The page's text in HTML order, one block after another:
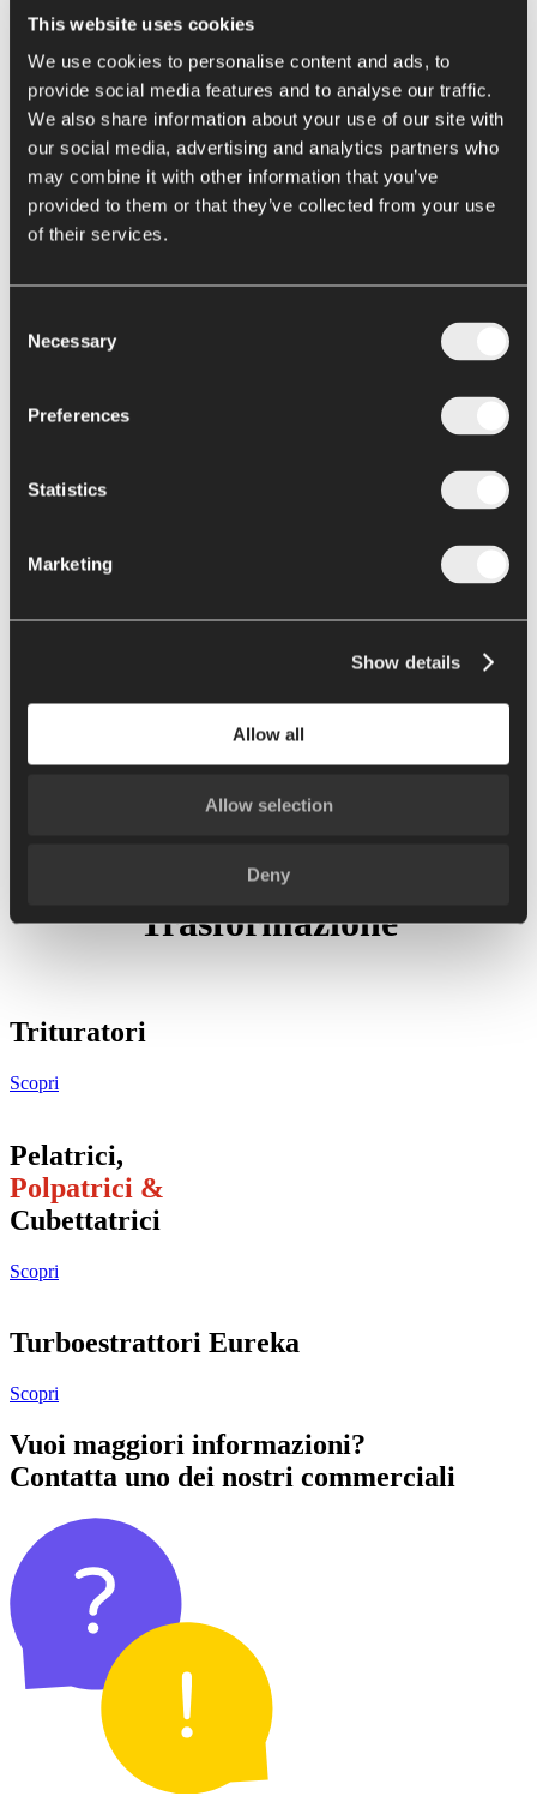
This website uses cookies
We use cookies to personalise content and ads, to
provide social media features and to analyse our traffic.
We also share information about your use of our site with
our social media, advertising and analytics partners who
may combine it with other information that you’ve
provided to them or that they’ve collected from your use
of their services.
Selection
Necessary
Preferences
Statistics
Marketing
Show details
Allow all
Allow selection
Deny
Hot e Cold Break tradizionali
Next Gen Hot Break Metis
Evaporazione e
pre-concentrazione
Concentratori a pellicola discendente Loki
Concentratori ibridi Thor
Conservazione
Riempitrici asettiche
Retail packaging
Trasformazione
Trituratori
Scopri
Pelatrici,
Polpatrici &
Cubettatrici
Scopri
Turboestrattori Eureka
Scopri
Vuoi maggiori informazioni?
Contatta uno dei nostri commerciali